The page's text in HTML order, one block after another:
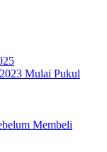
Mulai Pukul
Membeli